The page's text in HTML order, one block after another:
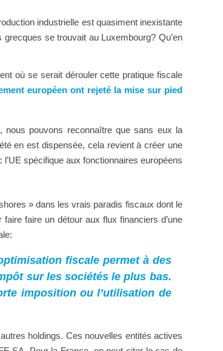
industrielle est quasiment inexistante
se trouvait au Luxembourg? Qu’en
où se serait dérouler cette pratique fiscale
européen ont rejeté la mise sur pied
nous pouvons reconnaître que sans eux la
en est dispensée, cela revient à créer une
spécifique aux fonctionnaires européens
» dans les vrais paradis fiscaux dont le
faire un détour aux flux financiers d’une
fiscale permet à des
sur les sociétés le plus bas.
imposition ou l’utilisation de
holdings. Ces nouvelles entités actives